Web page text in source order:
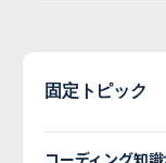
固定トピック
コーディング知